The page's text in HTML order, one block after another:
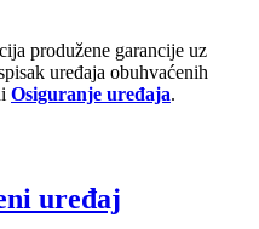
produžene garancije uz
uređaja obuhvaćenih
Osiguranje uređaja.
uređaj